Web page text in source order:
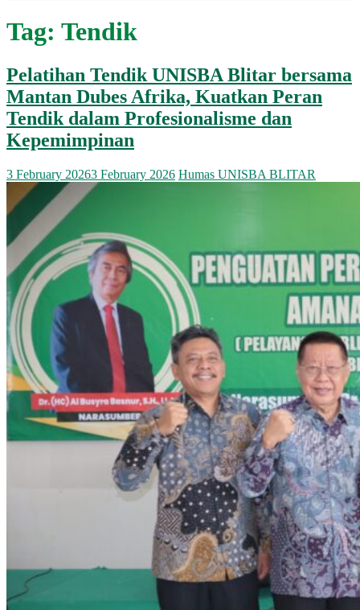
Tag: Tendik
Pelatihan Tendik UNISBA Blitar bersama
Mantan Dubes Afrika, Kuatkan Peran
Tendik dalam Profesionalisme dan
Kepemimpinan
3 February 20263 February 2026 Humas UNISBA BLITAR